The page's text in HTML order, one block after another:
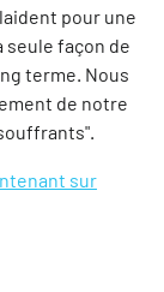
pour une
seule façon de
terme. Nous
de notre
sur